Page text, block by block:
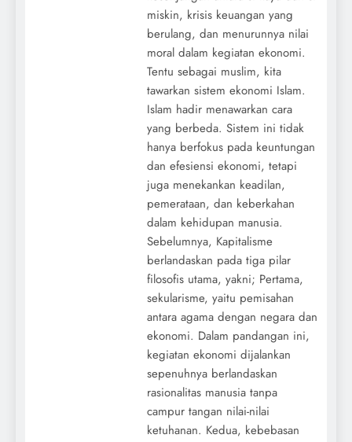
miskin, krisis keuangan yang
berulang, dan menurunnya nilai
moral dalam kegiatan ekonomi.
Tentu sebagai muslim, kita
tawarkan sistem ekonomi Islam.
Islam hadir menawarkan cara
yang berbeda. Sistem ini tidak
hanya berfokus pada keuntungan
dan efesiensi ekonomi, tetapi
juga menekankan keadilan,
pemerataan, dan keberkahan
dalam kehidupan manusia.
Sebelumnya, Kapitalisme
berlandaskan pada tiga pilar
filosofis utama, yakni; Pertama,
sekularisme, yaitu pemisahan
antara agama dengan negara dan
ekonomi. Dalam pandangan ini,
kegiatan ekonomi dijalankan
sepenuhnya berlandaskan
rasionalitas manusia tanpa
campur tangan nilai-nilai
ketuhanan. Kedua, kebebasan